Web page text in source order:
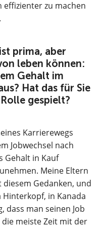
effizienter zu machen
prima, aber
leben können:
Gehalt im
Hat das für Sie
gespielt?
Karrierewegs
Jobwechsel nach
Gehalt in Kauf
Meine Eltern
Gedanken, und
in Kanada
dass man seinen Job
meiste Zeit mit der